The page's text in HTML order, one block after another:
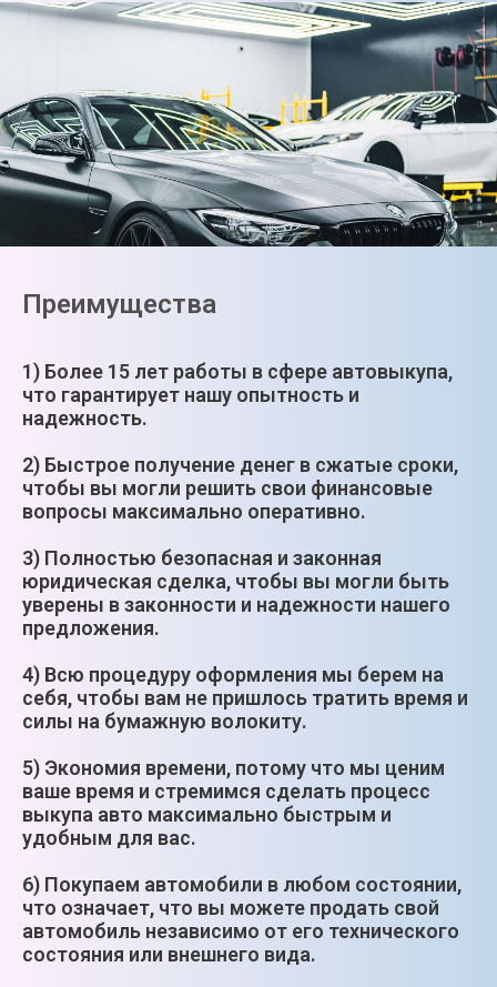
Преимущества
1) Более 15 лет работы в сфере автовыкупа,
что гарантирует нашу опытность и
надежность.
2) Быстрое получение денег в сжатые сроки,
чтобы вы могли решить свои финансовые
вопросы максимально оперативно.
3) Полностью безопасная и законная
юридическая сделка, чтобы вы могли быть
уверены в законности и надежности нашего
предложения.
4) Всю процедуру оформления мы берем на
себя, чтобы вам не пришлось тратить время и
силы на бумажную волокиту.
5) Экономия времени, потому что мы ценим
ваше время и стремимся сделать процесс
выкупа авто максимально быстрым и
удобным для вас.
6) Покупаем автомобили в любом состоянии,
что означает, что вы можете продать свой
автомобиль независимо от его технического
состояния или внешнего вида.